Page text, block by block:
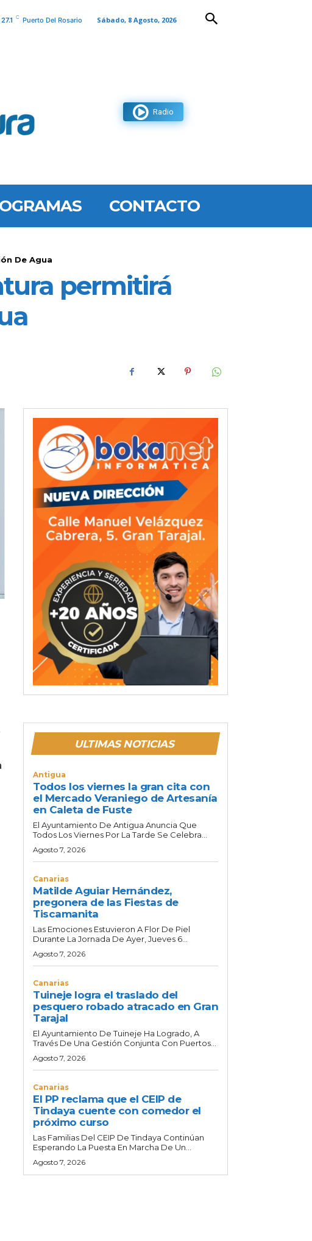
27.1 C Puerto Del Rosario Sábado, 8 Agosto, 2026
Radio
CONTACTO
De Agua
permitirá
ULTIMAS NOTICIAS
Antigua
Todos los viernes la gran cita con
el Mercado Veraniego de Artesanía
en Caleta de Fuste
El Ayuntamiento De Antigua Anuncia Que
Todos Los Viernes Por La Tarde Se Celebra...
Agosto 7, 2026
Canarias
Matilde Aguiar Hernández,
pregonera de las Fiestas de
Tiscamanita
Las Emociones Estuvieron A Flor De Piel
Durante La Jornada De Ayer, Jueves 6...
Agosto 7, 2026
Canarias
Tuineje logra el traslado del
pesquero robado atracado en Gran
Tarajal
El Ayuntamiento De Tuineje Ha Logrado, A
Través De Una Gestión Conjunta Con Puertos...
Agosto 7, 2026
Canarias
El PP reclama que el CEIP de
Tindaya cuente con comedor el
próximo curso
Las Familias Del CEIP De Tindaya Continúan
Esperando La Puesta En Marcha De Un...
Agosto 7, 2026